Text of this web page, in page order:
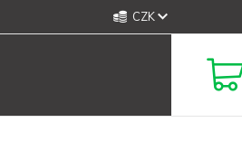
CZK